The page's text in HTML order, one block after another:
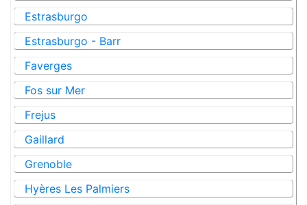
Estrasburgo
Estrasburgo - Barr
Faverges
Fos sur Mer
Frejus
Gaillard
Grenoble
Hyères Les Palmiers